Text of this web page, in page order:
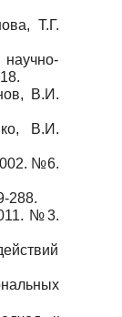
Т.Г.
В.И.
В.И.
№6.
288.
№3.